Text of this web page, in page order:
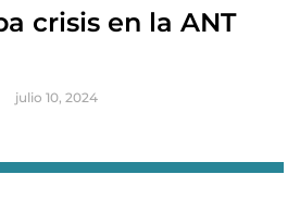
crisis en la ANT
julio 10, 2024